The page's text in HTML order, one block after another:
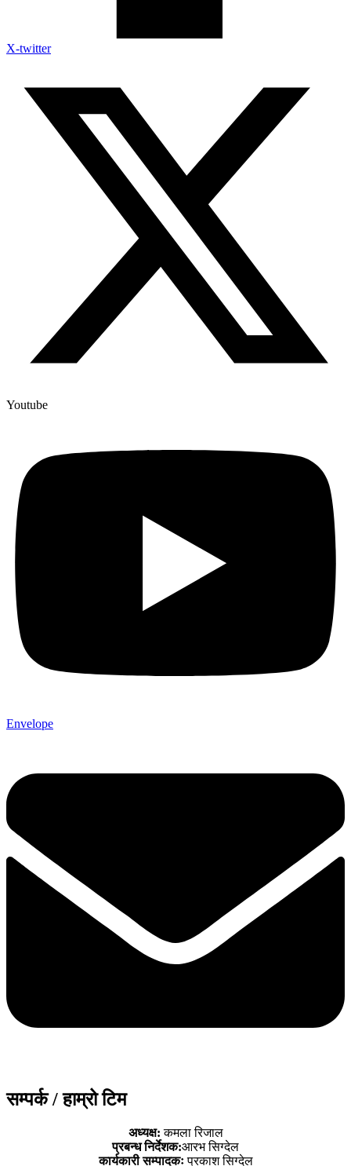
X-twitter
Youtube
Envelope
सम्पर्क / हाम्रो टिम
अध्यक्ष:कमला रिजाल
प्रबन्ध निर्देशक:आरभ सिग्देल
कार्यकारी सम्पादकःप्रकाश सिग्देल